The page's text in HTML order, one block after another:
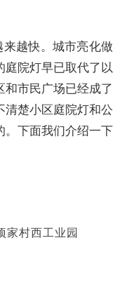
越快。城市亮化做
院灯早已取代了以
市民广场已经成了
楚小区庭院灯和公
。下面我们介绍一下
家村西工业园